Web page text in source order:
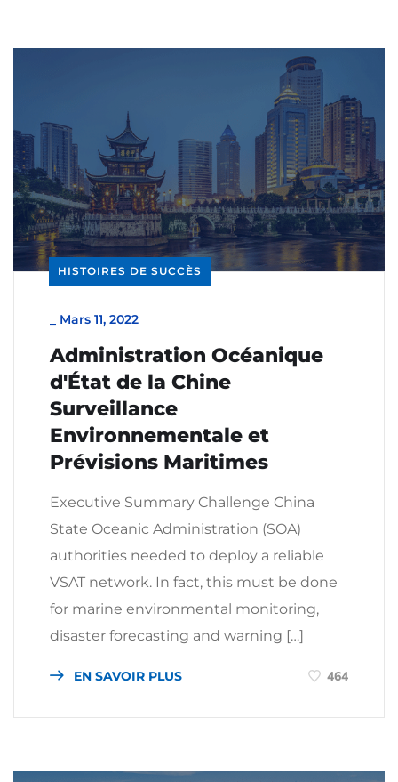
HISTOIRES DE SUCCÈS
Mars 11, 2022
Administration Océanique
d'État de la Chine
Surveillance
Environnementale et
Prévisions Maritimes
Executive Summary Challenge China
State Oceanic Administration (SOA)
authorities needed to deploy a reliable
VSAT network. In fact, this must be done
for marine environmental monitoring,
disaster forecasting and warning […]
EN SAVOIR PLUS 464